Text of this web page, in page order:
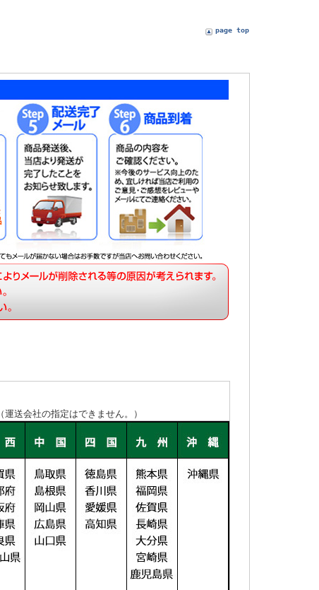
page top
（運送会社の指定はできません。）